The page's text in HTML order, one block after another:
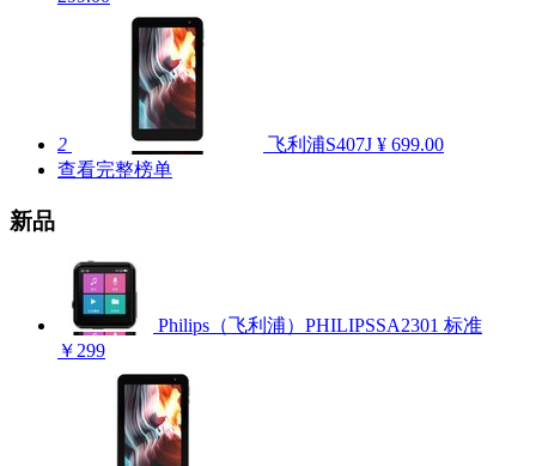
2 飞利浦S407J ¥ 699.00
查看完整榜单
新品
Philips（飞利浦）PHILIPSSA2301 标准
￥299